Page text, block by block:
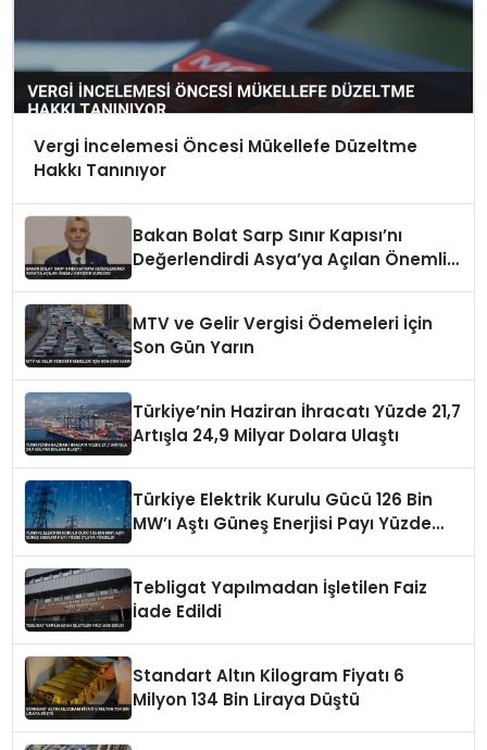
Vergi İncelemesi Öncesi Mükellefe Düzeltme
Hakkı Tanınıyor
Bakan Bolat Sarp Sınır Kapısı’nı
Değerlendirdi Asya’ya Açılan Önemli
MTV ve Gelir Vergisi Ödemeleri İçin
Son Gün Yarın
Türkiye’nin Haziran İhracatı Yüzde 21,7
Artışla 24,9 Milyar Dolara Ulaştı
Türkiye Elektrik Kurulu Gücü 126 Bin
MW’ı Aştı Güneş Enerjisi Payı Yüzde
Tebligat Yapılmadan İşletilen Faiz
İade Edildi
Standart Altın Kilogram Fiyatı 6
Milyon 134 Bin Liraya Düştü